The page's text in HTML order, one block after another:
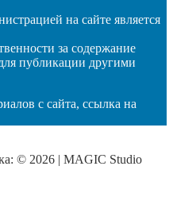
на сайте является
за содержание
публикации другими
с сайта, ссылка на
© 2026 | MAGIC Studio